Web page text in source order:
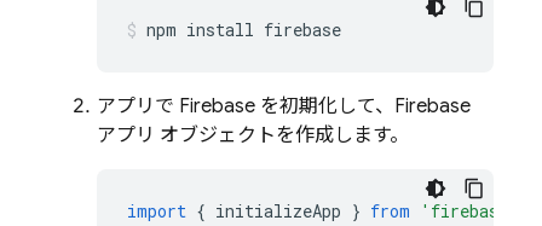
npm install firebase
アプリで Firebase を初期化して、Firebase
アプリ オブジェクトを作成します。
import { initializeApp } from 'firebase/